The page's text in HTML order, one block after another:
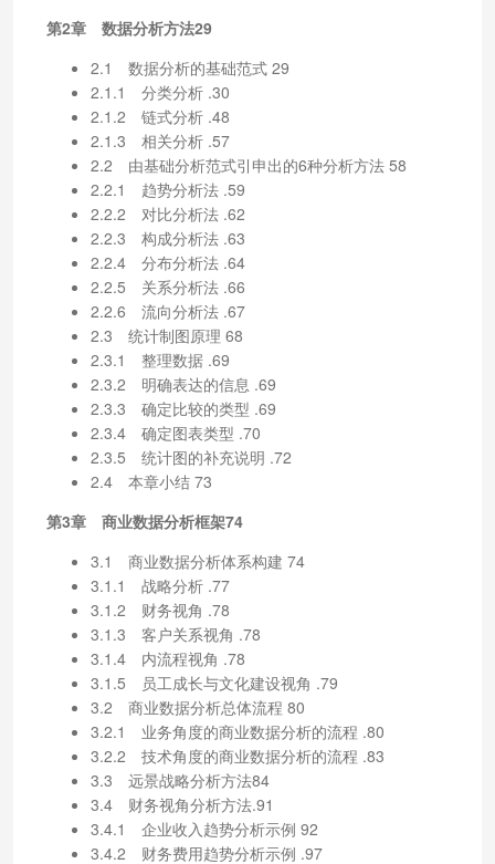
第2章 数据分析方法29
2.1 数据分析的基础范式 29
2.1.1 分类分析 .30
2.1.2 链式分析 .48
2.1.3 相关分析 .57
2.2 由基础分析范式引申出的6种分析方法 58
2.2.1 趋势分析法 .59
2.2.2 对比分析法 .62
2.2.3 构成分析法 .63
2.2.4 分布分析法 .64
2.2.5 关系分析法 .66
2.2.6 流向分析法 .67
2.3 统计制图原理 68
2.3.1 整理数据 .69
2.3.2 明确表达的信息 .69
2.3.3 确定比较的类型 .69
2.3.4 确定图表类型 .70
2.3.5 统计图的补充说明 .72
2.4 本章小结 73
第3章 商业数据分析框架74
3.1 商业数据分析体系构建 74
3.1.1 战略分析 .77
3.1.2 财务视角 .78
3.1.3 客户关系视角 .78
3.1.4 内流程视角 .78
3.1.5 员工成长与文化建设视角 .79
3.2 商业数据分析总体流程 80
3.2.1 业务角度的商业数据分析的流程 .80
3.2.2 技术角度的商业数据分析的流程 .83
3.3 远景战略分析方法84
3.4 财务视角分析方法.91
3.4.1 企业收入趋势分析示例 92
3.4.2 财务费用趋势分析示例 .97